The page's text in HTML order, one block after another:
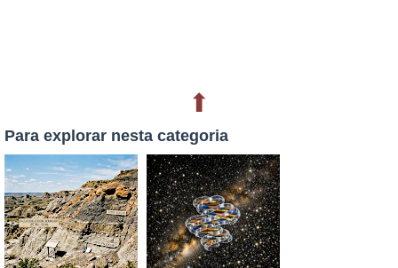
⬆
Para explorar nesta categoria